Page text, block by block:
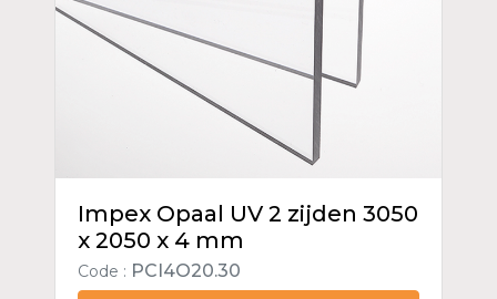
Impex Opaal UV 2 zijden 3050
x 2050 x 4 mm
Code : PCI4O20.30